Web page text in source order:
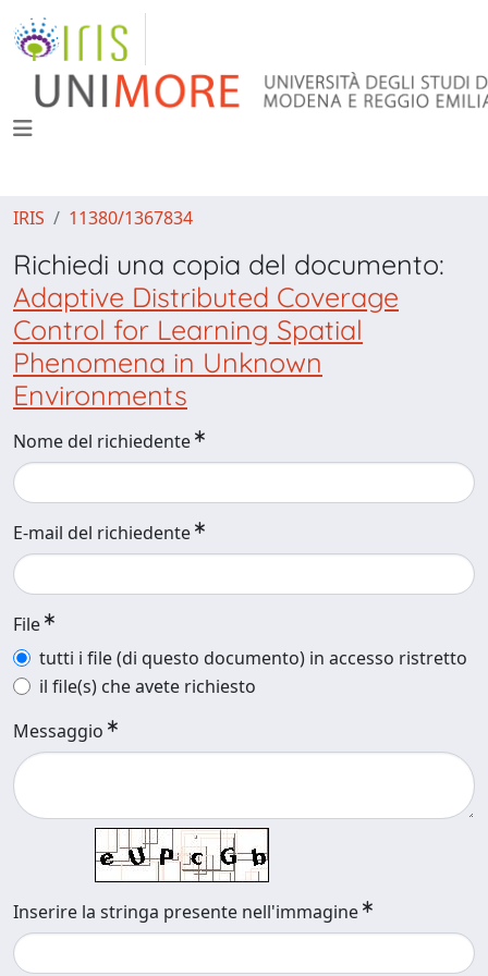
IRIS 11380/1367834
Richiedi una copia del documento:
Adaptive Distributed Coverage
Control for Learning Spatial
Phenomena in Unknown
Environments
Nome del richiedente
E-mail del richiedente
File
tutti i file (di questo documento) in accesso ristretto
il file(s) che avete richiesto
Messaggio
Inserire la stringa presente nell'immagine